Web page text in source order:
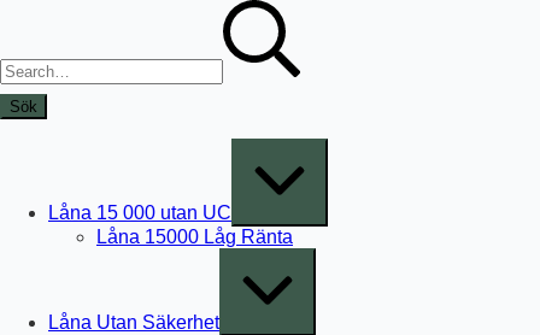
Låna 15 000 utan UC
Låna 15000 Låg Ränta
Låna Utan Säkerhet